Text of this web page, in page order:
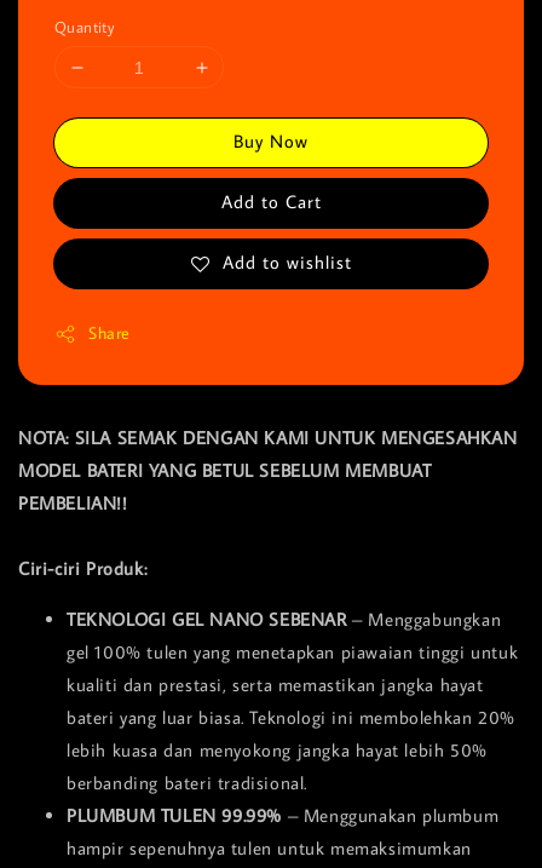
Quantity
Buy Now
Add to Cart
Add to wishlist
Share
NOTA: SILA SEMAK DENGAN KAMI UNTUK MENGESAHKAN
MODEL BATERI YANG BETUL SEBELUM MEMBUAT
PEMBELIAN!!
Ciri-ciri Produk:
TEKNOLOGI GEL NANO SEBENAR– Menggabungkan
gel 100% tulen yang menetapkan piawaian tinggi untuk
kualiti dan prestasi, serta memastikan jangka hayat
bateri yang luar biasa. Teknologi ini membolehkan 20%
lebih kuasa dan menyokong jangka hayat lebih 50%
berbanding bateri tradisional.
PLUMBUM TULEN 99.99% – Menggunakan plumbum
hampir sepenuhnya tulen untuk memaksimumkan